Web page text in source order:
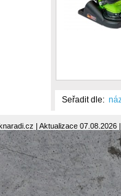
Seřadit dle:
| Aktualizace 07.08.2026